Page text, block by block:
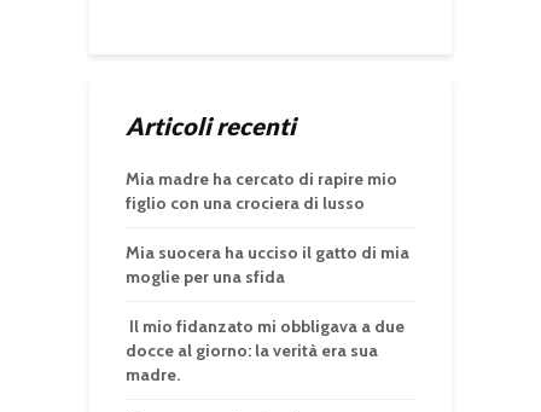
Articoli recenti
Mia madre ha cercato di rapire mio
figlio con una crociera di lusso
Mia suocera ha ucciso il gatto di mia
moglie per una sfida
Il mio fidanzato mi obbligava a due
docce al giorno: la verità era sua
madre.